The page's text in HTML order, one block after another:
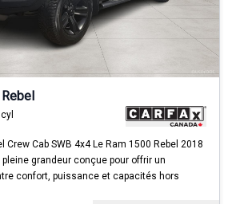
Crew Cab SWB 4x4 Le Ram 1500 Rebel 2018
grandeur conçue pour offrir un
confort, puissance et capacités hors